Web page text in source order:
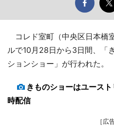
コレド室町（中央区日本橋
ルで10月28日から3日間、
ションショー」が行われた。
きものショーはユース
時配信
［広